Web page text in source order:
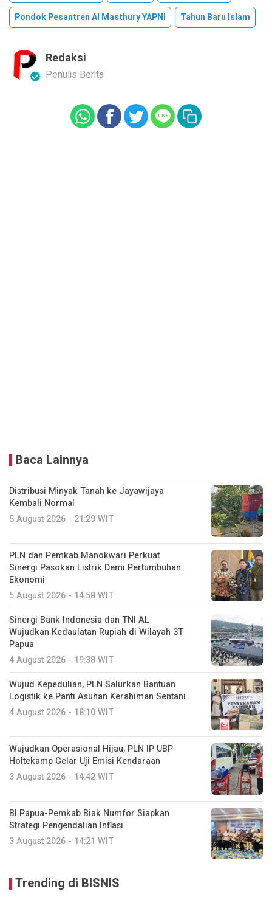
Pondok Pesantren Al Masthury YAPNI
Tahun Baru Islam
Redaksi
Penulis Berita
Baca Lainnya
Distribusi Minyak Tanah ke Jayawijaya
Kembali Normal
5 August 2026 - 21:29 WIT
PLN dan Pemkab Manokwari Perkuat
Sinergi Pasokan Listrik Demi Pertumbuhan
Ekonomi
5 August 2026 - 14:58 WIT
Sinergi Bank Indonesia dan TNI AL
Wujudkan Kedaulatan Rupiah di Wilayah 3T
Papua
4 August 2026 - 19:38 WIT
Wujud Kepedulian, PLN Salurkan Bantuan
Logistik ke Panti Asuhan Kerahiman Sentani
4 August 2026 - 18:10 WIT
Wujudkan Operasional Hijau, PLN IP UBP
Holtekamp Gelar Uji Emisi Kendaraan
3 August 2026 - 14:42 WIT
BI Papua-Pemkab Biak Numfor Siapkan
Strategi Pengendalian Inflasi
3 August 2026 - 14:21 WIT
Trending di BISNIS